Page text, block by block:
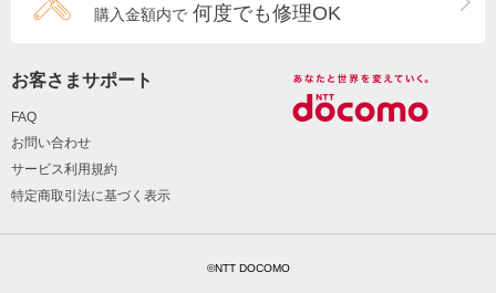
購入金額内で 何度でも修理OK
お客さまサポート
FAQ
お問い合わせ
サービス利用規約
特定商取引法に基づく表示
©NTT DOCOMO